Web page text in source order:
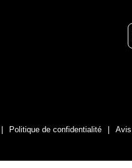
Politique de confidentialité